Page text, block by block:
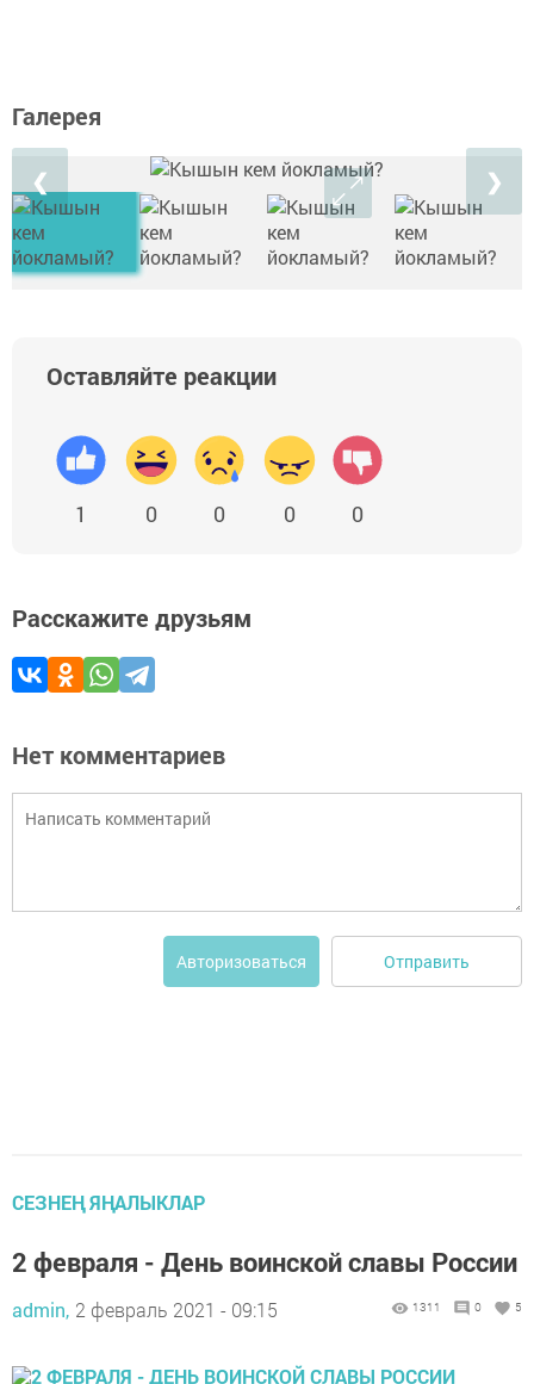
Галерея
❮ ❯
Оставляйте реакции
1 0 0 0 0
Расскажите друзьям
Нет комментариев
Авторизоваться Отправить
СЕЗНЕҢ ЯҢАЛЫКЛАР
2 февраля - День воинской славы России
admin, 2 февраль 2021 - 09:15 1311 0 5